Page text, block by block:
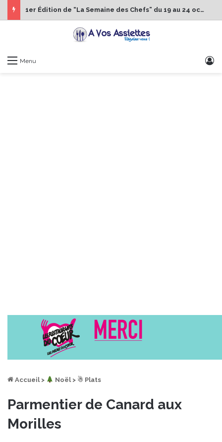
1er Édition de “La Semaine des Chefs” du 19 au 24 octobre 2026
Menu
Accueil > ︎ Noël > ☃ Plats
Parmentier de Canard aux
Morilles